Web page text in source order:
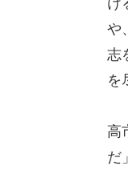
や
志
を
高
だ